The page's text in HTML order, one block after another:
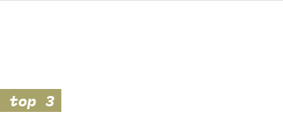
top 3